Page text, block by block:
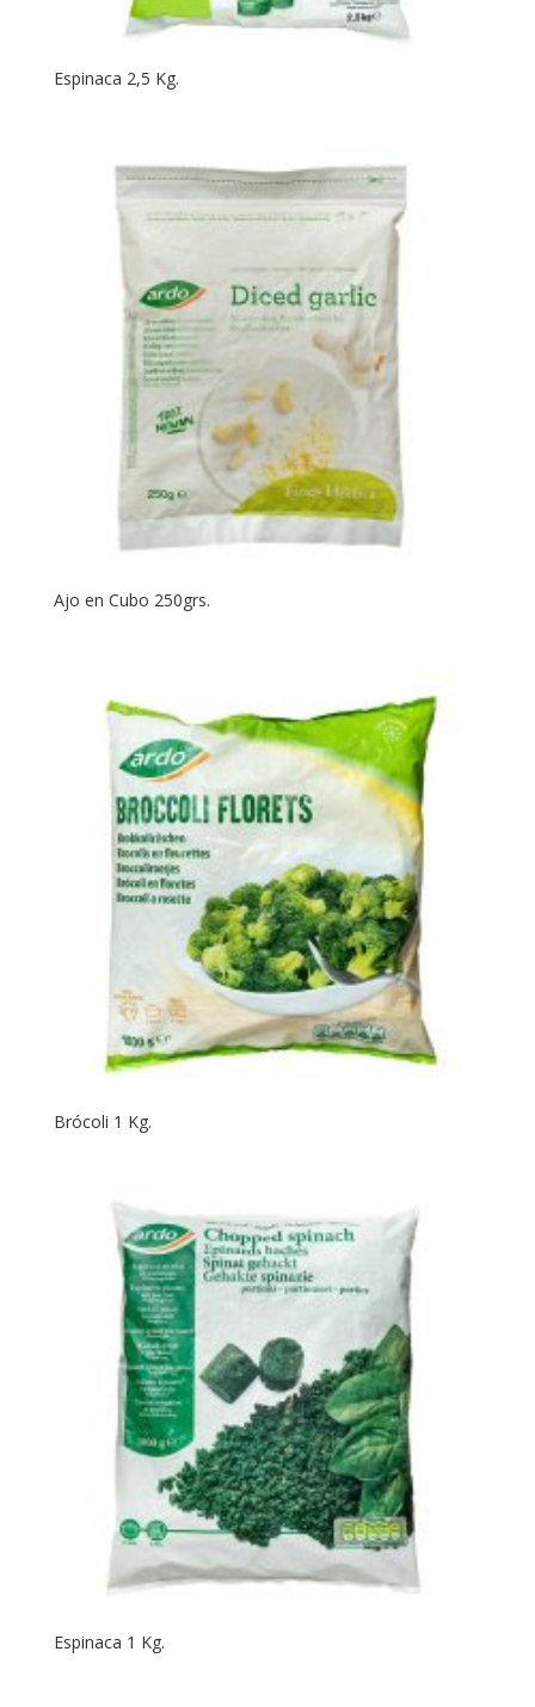
Espinaca 2,5 Kg.
Ajo en Cubo 250grs.
Brócoli 1 Kg.
Espinaca 1 Kg.